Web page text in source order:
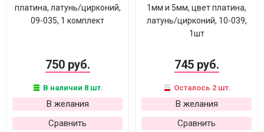
платина, латунь/цирконий,
09-035, 1 комплект
750 руб.
В наличии 8 шт.
В желания
Сравнить
1мм и 5мм, цвет платина,
латунь/цирконий, 10-039,
1шт
745 руб.
Осталось 2 шт.
В желания
Сравнить